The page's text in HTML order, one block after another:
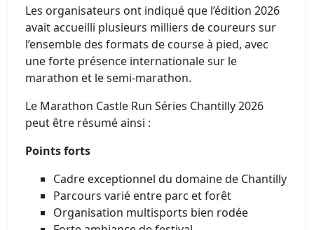
Les organisateurs ont indiqué que l’édition 2026
avait accueilli plusieurs milliers de coureurs sur
l’ensemble des formats de course à pied, avec
une forte présence internationale sur le
marathon et le semi-marathon.
Le Marathon Castle Run Séries Chantilly 2026
peut être résumé ainsi :
Points forts
Cadre exceptionnel du domaine de Chantilly
Parcours varié entre parc et forêt
Organisation multisports bien rodée